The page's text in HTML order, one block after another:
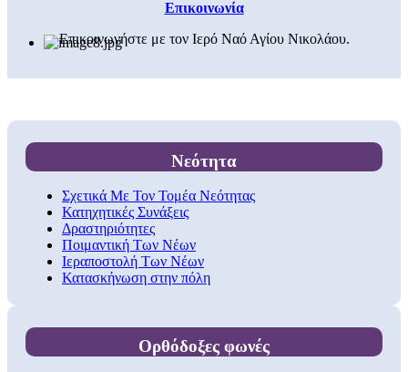
Επικοινωνία
Επικοινωνήστε με τον Ιερό Ναό Αγίου Νικολάου.
Νεότητα
Σχετικά Με Τον Τομέα Νεότητας
Κατηχητικές Συνάξεις
Δραστηριότητες
Ποιμαντική Των Νέων
Ιεραποστολή Των Νέων
Κατασκήνωση στην πόλη
Ορθόδοξες φωνές